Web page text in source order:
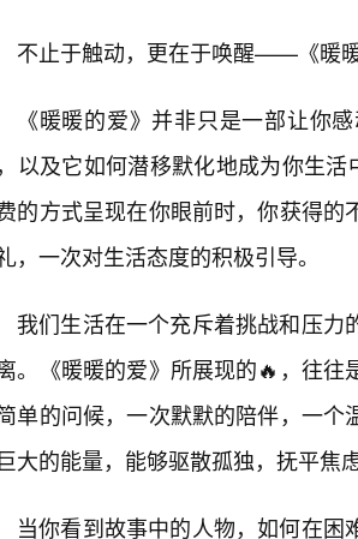
不止于触动，更在于唤醒——《暖
《暖暖的爱》并非只是一部让你
以及它如何潜移默化地成为你生
的方式呈现在你眼前时，你获得
，一次对生活态度的积极引导。
我们生活在一个充斥着挑战和压
。《暖暖的爱》所展现的🔥，往
单的问候，一次默默的陪伴，一
大的能量，能够驱散孤独，抚平焦
当你看到故事中的人物，如何在